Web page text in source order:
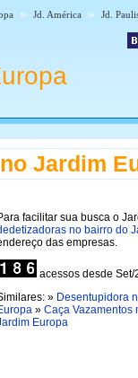
» Jd. América » Jd.
Jardim
facilitar sua busca o
no bairro do
das empresas.
acessos desde Set/
» Desentupidora
» Caça Vazamentos
Europa